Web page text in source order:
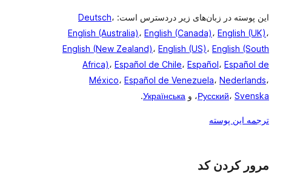
این پوسته در زبان‌های زیر دردسترس است: Deutsch،
English (Australia)، English (Canada)، English (UK)،
English (New Zealand)، English (US)، English (South
Africa)، Español de Chile، Español، Español de
México، Español de Venezuela، Nederlands،
Русский، Svenska ، و Українська
.
ترجمه این پوسته
مرور کردن کد